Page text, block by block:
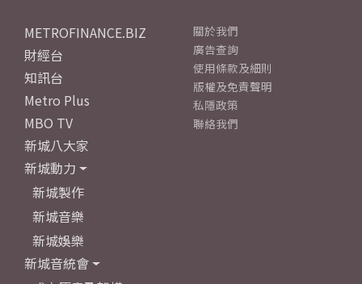
METROFINANCE.BIZ
財經台
知訊台
Metro Plus
MBO TV
新城八大家
新城動力
新城製作
新城音樂
新城娛樂
新城音統會
關於我們
廣告查詢
使用條款及細則
版權及免責聲明
私隱政策
聯絡我們